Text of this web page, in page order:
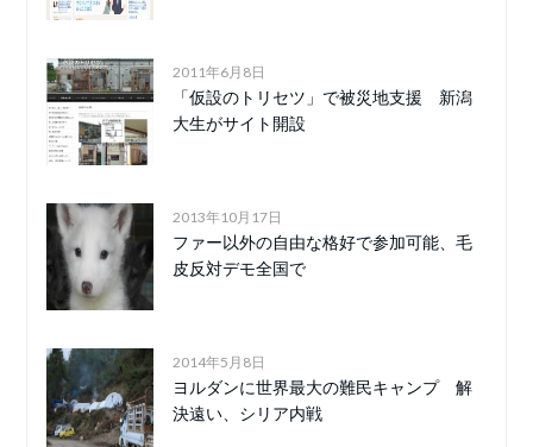
2011年6月8日
「仮設のトリセツ」で被災地支援 新潟
大生がサイト開設
2013年10月17日
ファー以外の自由な格好で参加可能、毛
皮反対デモ全国で
2014年5月8日
ヨルダンに世界最大の難民キャンプ 解
決遠い、シリア内戦